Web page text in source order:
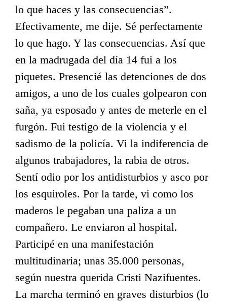
lo que haces y las consecuencias”.
Efectivamente, me dije. Sé perfectamente
lo que hago. Y las consecuencias. Así que
en la madrugada del día 14 fui a los
piquetes. Presencié las detenciones de dos
amigos, a uno de los cuales golpearon con
saña, ya esposado y antes de meterle en el
furgón. Fui testigo de la violencia y el
sadismo de la policía. Vi la indiferencia de
algunos trabajadores, la rabia de otros.
Sentí odio por los antidisturbios y asco por
los esquiroles. Por la tarde, vi como los
maderos le pegaban una paliza a un
compañero. Le enviaron al hospital.
Participé en una manifestación
multitudinaria; unas 35.000 personas,
según nuestra querida Cristi Nazifuentes.
La marcha terminó en graves disturbios (lo